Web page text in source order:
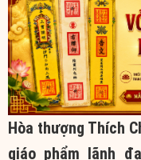
Hòa thượng Thích
giáo phẩm lãnh